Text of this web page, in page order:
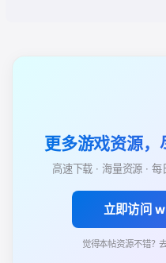
更多游戏资源
高速下载 · 海量资源 ·
立即访问
觉得本帖资源不错？